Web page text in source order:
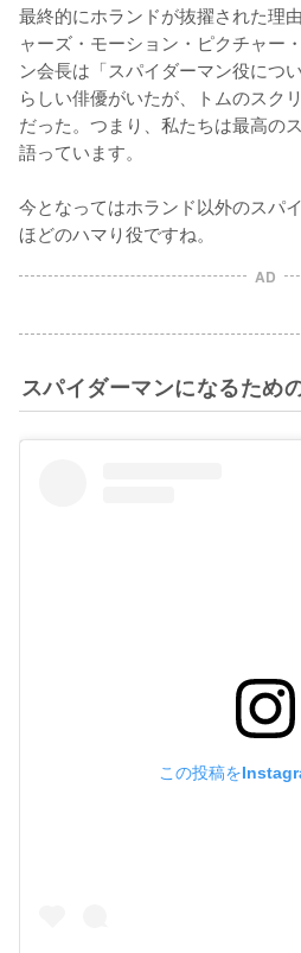
最終的にホランドが抜擢された理
ャーズ・モーション・ピクチャー
ン会長は「スパイダーマン役につ
らしい俳優がいたが、トムのスク
だった。つまり、私たちは最高の
語っています。
今となってはホランド以外のスパ
ほどのハマり役ですね。
AD
スパイダーマンになるため
この投稿を